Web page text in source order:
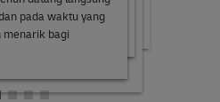
pada waktu yang
menarik bagi
besar.
titik harga untuk kotak
sehingga mayoritas
akan dapat menemukan
sesuai dengan
arah masa depan sektor ini
difokuskan pada individualisme.